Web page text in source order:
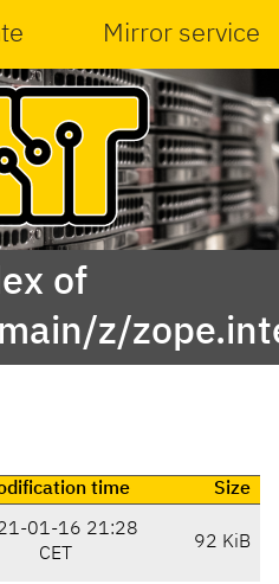
Mirror service
of
z/
time
Size
01-16 21:28
CET
92 KiB